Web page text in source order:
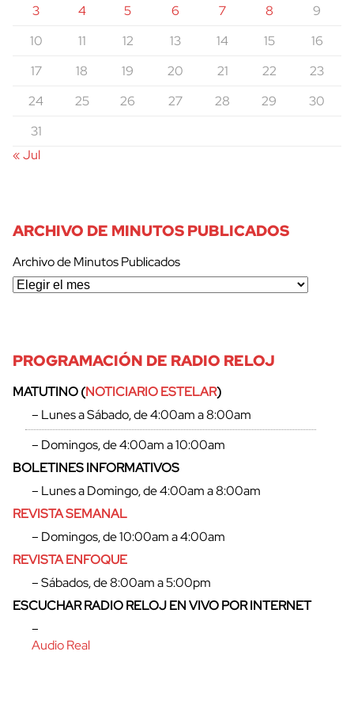
3 4 5 6 7 8
9
10
11 12 13 14 15
16
17
18 19 20 21 22
23
24
25 26 27 28 29
30
31
« Jul
ARCHIVO DE MINUTOS PUBLICADOS
Archivo de Minutos Publicados
PROGRAMACIÓN DE RADIO RELOJ
MATUTINO (NOTICIARIO ESTELAR)
– Lunes a Sábado, de 4:00am a 8:00am
– Domingos, de 4:00am a 10:00am
BOLETINES INFORMATIVOS
– Lunes a Domingo, de 4:00am a 8:00am
REVISTA SEMANAL
– Domingos, de 10:00am a 4:00am
REVISTA ENFOQUE
– Sábados, de 8:00am a 5:00pm
ESCUCHAR RADIO RELOJ EN VIVO POR INTERNET
–
Audio Real